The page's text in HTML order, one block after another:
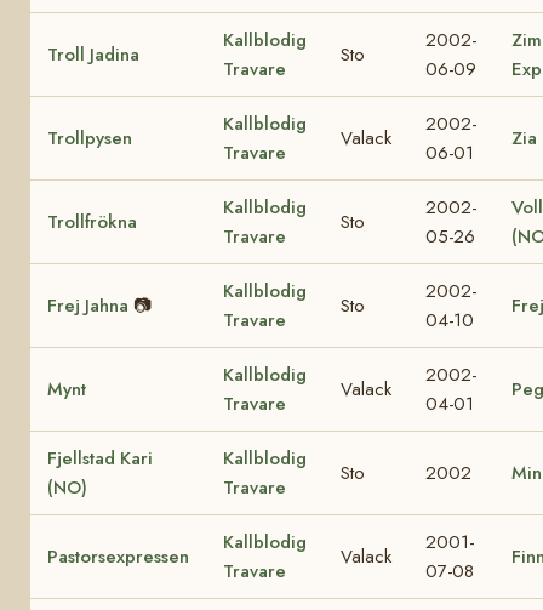
Troll Jadina
Kallblodig
Travare
Sto
2002-
06-09
Trollpysen
Kallblodig
Travare
Valack
2002-
06-01
Zia
Trollfrökna
Kallblodig
Travare
Sto
2002-
05-26
Frej Jahna 📷
Kallblodig
Travare
Sto
2002-
04-10
Mynt
Kallblodig
Travare
Valack
2002-
04-01
Fjellstad Kari
(NO)
Kallblodig
Travare
Sto 2002
Pastorsexpressen
Kallblodig
Travare
Valack
2001-
07-08